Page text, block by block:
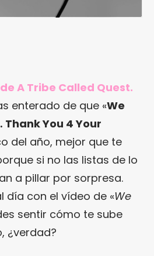
de A Tribe Called Quest.
enterado de que «We
You 4 Your
del año, mejor que te
si no las listas de lo
a pillar por sorpresa.
día con el vídeo de «We
sentir cómo te sube
¿verdad?